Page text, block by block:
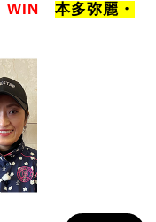
WIN
本多弥麗・